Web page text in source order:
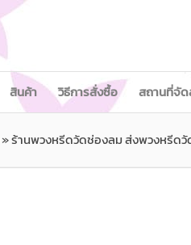
สินค้า วิธีการสั่งซื้อ สถานที่จั
»ร้านพวงหรีดวัดช่องลม ส่งพวงหรีด